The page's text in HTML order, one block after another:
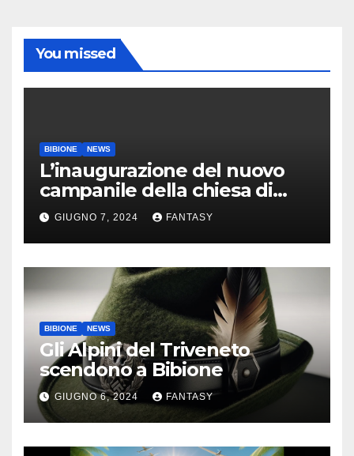
You missed
BIBIONE NEWS
L’inaugurazione del nuovo
campanile della chiesa di
Santa Maria Assunta di
Bibione
GIUGNO 7, 2024 FANTASY
BIBIONE NEWS
Gli Alpini del Triveneto
scendono a Bibione
GIUGNO 6, 2024 FANTASY